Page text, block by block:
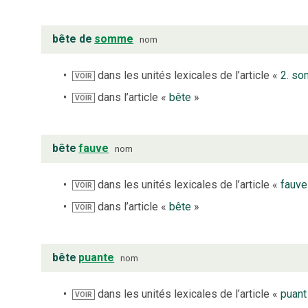
bête de somme nom
VOIR dans les unités lexicales de l’article «2.
VOIR dans l’article «bête »
bête fauve nom
VOIR dans les unités lexicales de l’article «fauve
VOIR dans l’article «bête »
bête puante nom
VOIR dans les unités lexicales de l’article «puant